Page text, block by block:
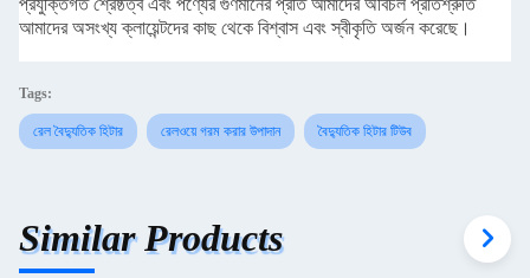
প্রযুক্তিগত শ্রেষ্ঠত্ব এবং পণ্যের গুণমানের প্রতি আমাদের অবিচল প্রতিশ্রুতি
আমাদের অসংখ্য ক্লায়েন্টদের কাছ থেকে বিশ্বাস এবং স্বীকৃতি অর্জন করেছে।
Tags:
রেল বৈদ্যুতিক হিটার রেলওয়ে গরম করার উপাদান বৈদ্যুতিক হিটার টিউব
Similar Products